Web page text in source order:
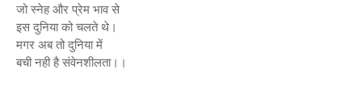
जो स्नेह और प्रेम भाव से
इस दुनिया को चलते थे।
मगर अब तो दुनिया में
बची नही है संवेनशीलता।।